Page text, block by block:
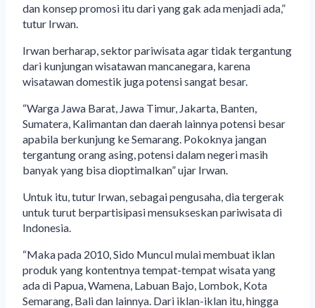
dan konsep promosi itu dari yang gak ada menjadi ada,”
tutur Irwan.
Irwan berharap, sektor pariwisata agar tidak tergantung
dari kunjungan wisatawan mancanegara, karena
wisatawan domestik juga potensi sangat besar.
“Warga Jawa Barat, Jawa Timur, Jakarta, Banten,
Sumatera, Kalimantan dan daerah lainnya potensi besar
apabila berkunjung ke Semarang. Pokoknya jangan
tergantung orang asing, potensi dalam negeri masih
banyak yang bisa dioptimalkan” ujar Irwan.
Untuk itu, tutur Irwan, sebagai pengusaha, dia tergerak
untuk turut berpartisipasi mensukseskan pariwisata di
Indonesia.
“Maka pada 2010, Sido Muncul mulai membuat iklan
produk yang kontentnya tempat-tempat wisata yang
ada di Papua, Wamena, Labuan Bajo, Lombok, Kota
Semarang, Bali dan lainnya. Dari iklan-iklan itu, hingga